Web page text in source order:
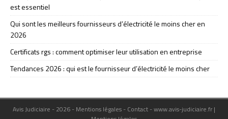
est essentiel
Qui sont les meilleurs fournisseurs d’électricité le moins cher en
2026
Certificats rgs : comment optimiser leur utilisation en entreprise
Tendances 2026 : qui est le fournisseur d’électricité le moins cher
Avis Judiciaire - 2026 - Mentions légales - Contact - www.avis-judiciaire.fr |